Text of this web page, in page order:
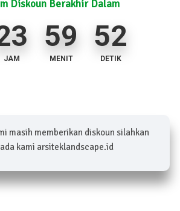
Diskoun Berakhir Dalam
JAM
59
MENIT
50
DETIK
masih memberikan diskoun silahkan
kami arsiteklandscape.id